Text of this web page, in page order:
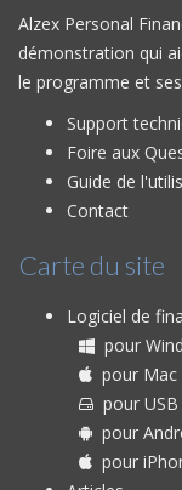
Alzex Personal
démonstration qui
le programme et
Support
Foire aux
Guide de
Contact
Carte du site
Logiciel de
pour
pour Mac
pour
pour
pour